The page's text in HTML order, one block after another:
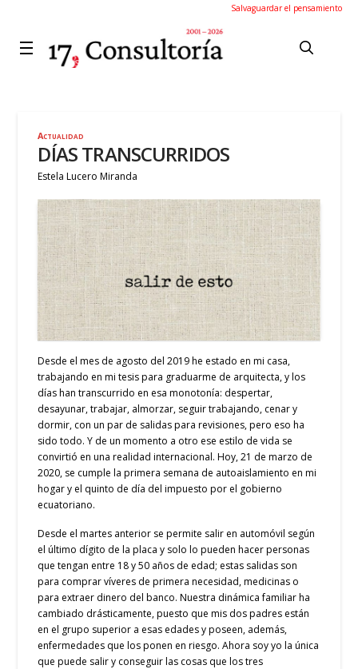
Salvaguardar el pensamiento
Actualidad
DÍAS TRANSCURRIDOS
Estela Lucero Miranda
Desde el mes de agosto del 2019 he estado en mi casa,
trabajando en mi tesis para graduarme de arquitecta, y los
días han transcurrido en esa monotonía: despertar,
desayunar, trabajar, almorzar, seguir trabajando, cenar y
dormir, con un par de salidas para revisiones, pero eso ha
sido todo. Y de un momento a otro ese estilo de vida se
convirtió en una realidad internacional. Hoy, 21 de marzo de
2020, se cumple la primera semana de autoaislamiento en mi
hogar y el quinto de día del impuesto por el gobierno
ecuatoriano.
Desde el martes anterior se permite salir en automóvil según
el último dígito de la placa y solo lo pueden hacer personas
que tengan entre 18 y 50 años de edad; estas salidas son
para comprar víveres de primera necesidad, medicinas o
para extraer dinero del banco. Nuestra dinámica familiar ha
cambiado drásticamente, puesto que mis dos padres están
en el grupo superior a esas edades y poseen, además,
enfermedades que los ponen en riesgo. Ahora soy yo la única
que puede salir y conseguir las cosas que los tres